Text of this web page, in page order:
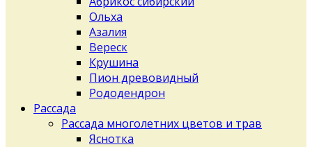
Ольха
Азалия
Вереск
Крушина
Пион древовидный
Рододендрон
Рассада
Рассада многолетних цветов и трав
Яснотка